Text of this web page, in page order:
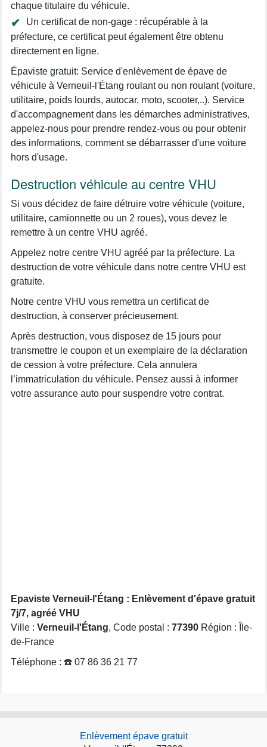
chaque titulaire du véhicule.
Un certificat de non-gage : récupérable à la
préfecture, ce certificat peut également être obtenu
directement en ligne.
Épaviste gratuit: Service d'enlèvement de épave de
véhicule à Verneuil-l'Étang roulant ou non roulant (voiture,
utilitaire, poids lourds, autocar, moto, scooter,..). Service
d'accompagnement dans les démarches administratives,
appelez-nous pour prendre rendez-vous ou pour obtenir
des informations, comment se débarrasser d'une voiture
hors d'usage.
Destruction véhicule au centre VHU
Si vous décidez de faire détruire votre véhicule (voiture,
utilitaire, camionnette ou un 2 roues), vous devez le
remettre à un centre VHU agréé.
Appelez notre centre VHU agréé par la préfecture. La
destruction de votre véhicule dans notre centre VHU est
gratuite.
Notre centre VHU vous remettra un certificat de
destruction, à conserver précieusement.
Après destruction, vous disposez de 15 jours pour
transmettre le coupon et un exemplaire de la déclaration
de cession à votre préfecture. Cela annulera
l’immatriculation du véhicule. Pensez aussi à informer
votre assurance auto pour suspendre votre contrat.
Epaviste Verneuil-l'Étang : Enlèvement d'épave gratuit
7j/7, agréé VHU
Ville : Verneuil-l'Étang, Code postal : 77390 Région : Île-
de-France
Téléphone : ☎️ 07 86 36 21 77
Enlèvement épave gratuit